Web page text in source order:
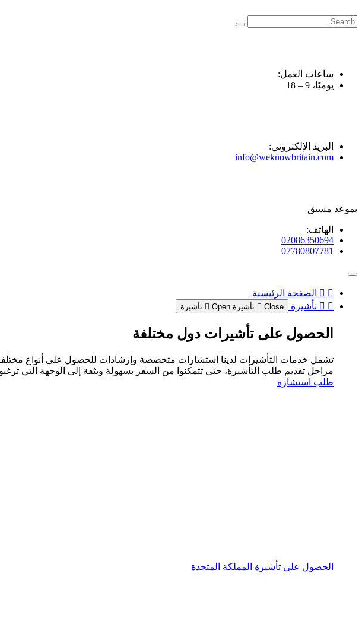
to
content
ساعات العمل:
يوميًا، 9 – 18
البريد الإلكتروني:
info@weknowbritain.com
بموعد مسبق
الهاتف:
02086350694
07780807781
الصفحة الرئيسية
تأشيرة
Close تأشيرة Open تأشيرة
الحصول على تأشيرات دول مختلفة
تشمل خدمات التأشيرات لدينا استشارات متخصصة وإرشادات للحصول على أنواع مختلفة
مراحل تقديم طلب التأشيرة، حتى تتمكنوا من السفر بسهولة وبثقة إلى الوجهة التي
طلب استشارة
الحصول على تأشيرة المملكة المتحدة